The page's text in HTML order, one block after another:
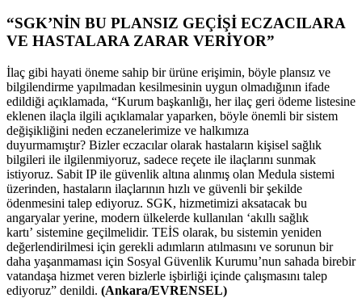
“SGK’NİN BU PLANSIZ GEÇİŞİ ECZACILARA
VE HASTALARA ZARAR VERİYOR”
İlaç gibi hayati öneme sahip bir ürüne erişimin, böyle plansız ve
bilgilendirme yapılmadan kesilmesinin uygun olmadığının ifade
edildiği açıklamada, “Kurum başkanlığı, her ilaç geri ödeme listesine
eklenen ilaçla ilgili açıklamalar yaparken, böyle önemli bir sistem
değişikliğini neden eczanelerimize ve halkımıza
duyurmamıştır? Bizler eczacılar olarak hastaların kişisel sağlık
bilgileri ile ilgilenmiyoruz, sadece reçete ile ilaçlarını sunmak
istiyoruz. Sabit IP ile güvenlik altına alınmış olan Medula sistemi
üzerinden, hastaların ilaçlarının hızlı ve güvenli bir şekilde
ödenmesini talep ediyoruz. SGK, hizmetimizi aksatacak bu
angaryalar yerine, modern ülkelerde kullanılan ‘akıllı sağlık
kartı’ sistemine geçilmelidir. TEİS olarak, bu sistemin yeniden
değerlendirilmesi için gerekli adımların atılmasını ve sorunun bir
daha yaşanmaması için Sosyal Güvenlik Kurumu’nun sahada birebir
vatandaşa hizmet veren bizlerle işbirliği içinde çalışmasını talep
ediyoruz” denildi. (Ankara/EVRENSEL)